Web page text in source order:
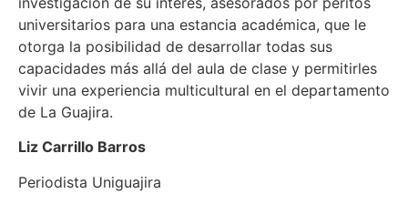
universitarios para una estancia académica, que le
otorga la posibilidad de desarrollar todas sus
capacidades más allá del aula de clase y permitirles
vivir una experiencia multicultural en el departamento
de La Guajira.
Liz Carrillo Barros
Periodista Uniguajira